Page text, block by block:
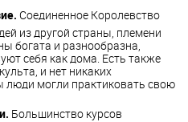
Соединенное Королевство
из другой страны, племени
богата и разнообразна,
себя как дома. Есть также
и нет никаких
люди могли практиковать свою
Большинство курсов